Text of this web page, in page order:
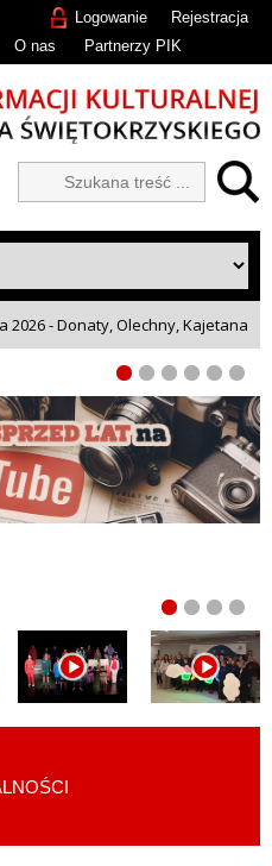
Rejestracja
Logowanie
O nas Partnerzy PIK
2026 - Donaty, Olechny, Kajetana